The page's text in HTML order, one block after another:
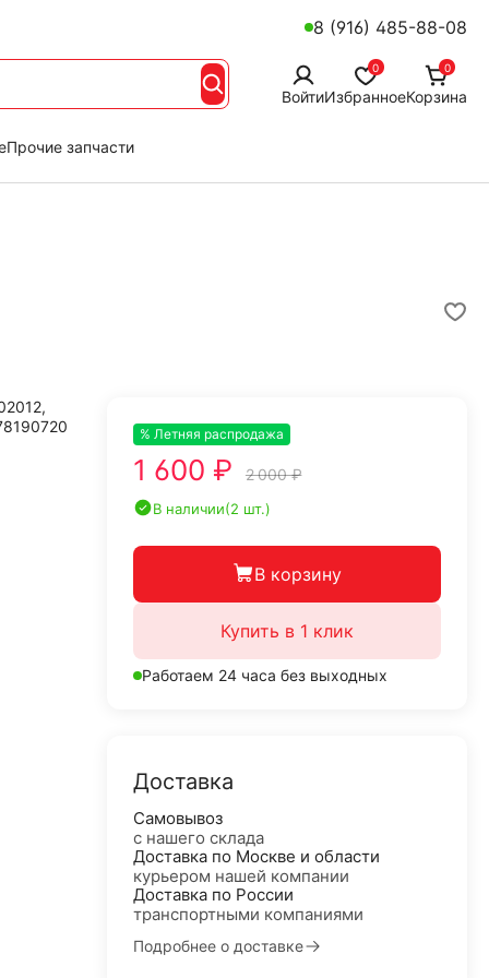
8 (916) 485-88-08
Войти
0
Избранное
0
Корзина
Прочие запчасти
% Летняя распродажа
1 600 ₽ 2 000 ₽
В наличии(2 шт.)
В корзину
Купить в 1 клик
Работаем 24 часа без выходных
Доставка
Самовывоз
с нашего склада
Доставка по Москве и области
курьером нашей компании
Доставка по России
транспортными компаниями
Подробнее о доставке